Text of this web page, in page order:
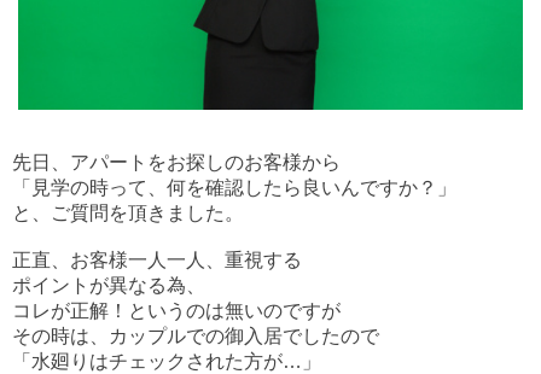
先日、アパートをお探しのお客様から
「見学の時って、何を確認したら良いんですか？」
と、ご質問を頂きました。
正直、お客様一人一人、重視する
ポイントが異なる為、
コレが正解！というのは無いのですが
その時は、カップルでの御入居でしたので
「水廻りはチェックされた方が…」